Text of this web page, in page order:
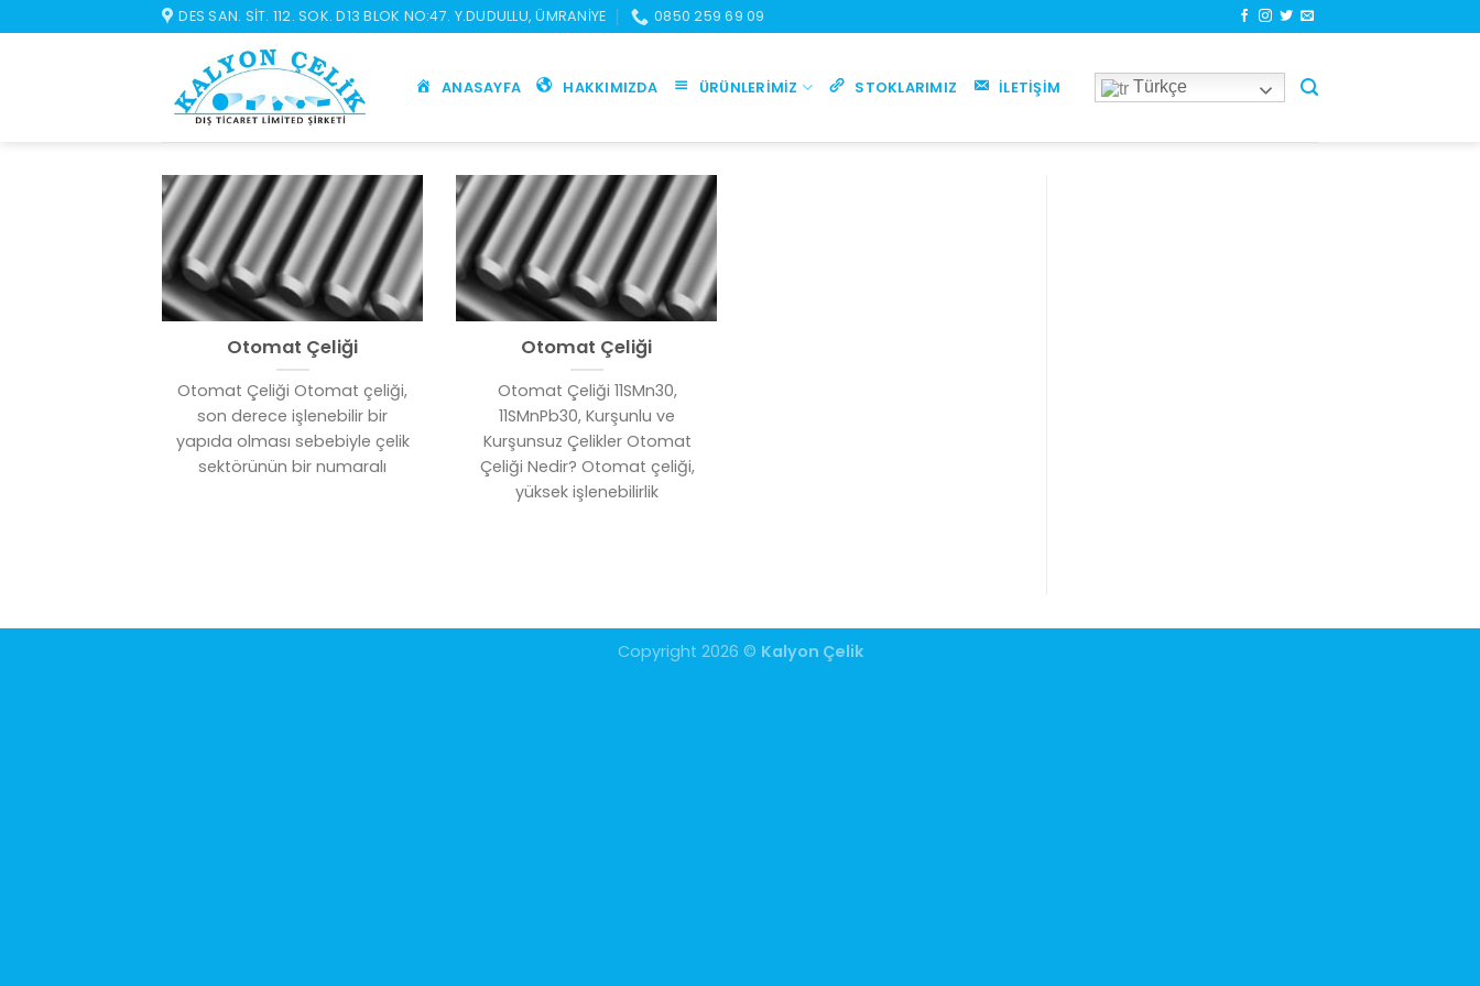
atla
DES SAN. SIT. 112. SOK. D13 BLOK NO:47. Y.DUDULLU, ÜMRANIYE 0850 259 69 09
ANASAYFA HAKKIMIZDA ÜRÜNLERIMIZ STOKLARIMIZ İLETIŞIM Türkçe
Otomat Çeliği
Otomat Çeliği Otomat çeliği,
son derece işlenebilir bir
yapıda olması sebebiyle çelik
sektörünün bir numaralı
Otomat Çeliği
Otomat Çeliği 11SMn30,
11SMnPb30, Kurşunlu ve
Kurşunsuz Çelikler Otomat
Çeliği Nedir? Otomat çeliği,
yüksek işlenebilirlik
Copyright 2026 © Kalyon Çelik